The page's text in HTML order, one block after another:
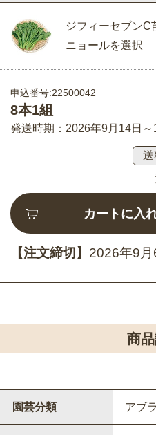
ジフィーセブンC
ニョールを選択
申込番号:22500042
8本1組
発送時期：2026年9月14日～
送
カートに入
【注文締切】 2026年9月
商
園芸分類 アブ